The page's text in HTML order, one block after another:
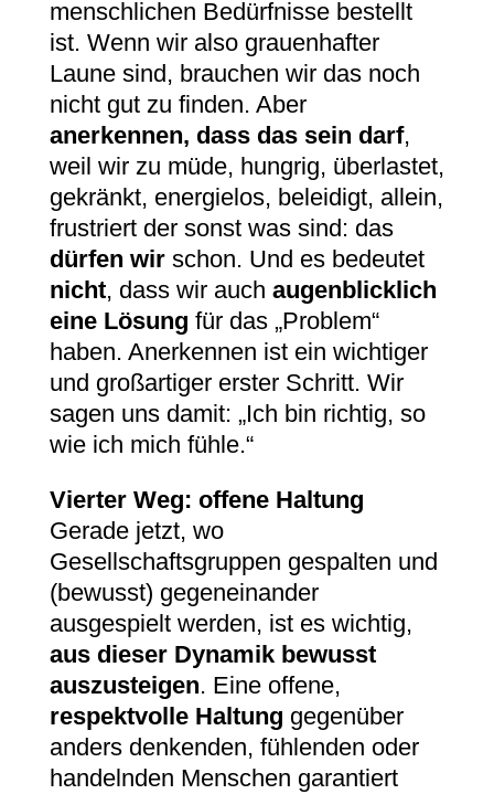
menschlichen Bedürfnisse bestellt
ist. Wenn wir also grauenhafter
Laune sind, brauchen wir das noch
nicht gut zu finden. Aber
anerkennen, dass das sein darf,
weil wir zu müde, hungrig, überlastet,
gekränkt, energielos, beleidigt, allein,
frustriert der sonst was sind: das
dürfen wir schon. Und es bedeutet
nicht, dass wir auch augenblicklich
eine Lösung für das „Problem“
haben. Anerkennen ist ein wichtiger
und großartiger erster Schritt. Wir
sagen uns damit: „Ich bin richtig, so
wie ich mich fühle.“
Vierter Weg: offene Haltung
Gerade jetzt, wo
Gesellschaftsgruppen gespalten und
(bewusst) gegeneinander
ausgespielt werden, ist es wichtig,
aus dieser Dynamik bewusst
auszusteigen. Eine offene,
respektvolle Haltung gegenüber
anders denkenden, fühlenden oder
handelnden Menschen garantiert